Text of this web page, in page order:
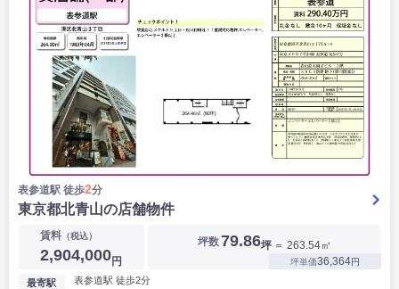
表参道駅 徒歩2分
東京都北青山の店舗物件
賃料 （税込）
2,904,000円
坪数79.86坪 ＝ 263.54㎡
坪単価36,364円
最寄駅 表参道駅 徒歩2分